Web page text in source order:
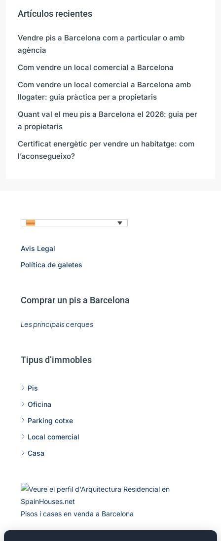
Artículos recientes
Vendre pis a Barcelona com a particular o amb
agència
Com vendre un local comercial a Barcelona
Com vendre un local comercial a Barcelona amb
llogater: guia pràctica per a propietaris
Quant val el meu pis a Barcelona el 2026: guia per
a propietaris
Certificat energètic per vendre un habitatge: com
l’aconsegueixo?
Avis Legal
Política de galetes
Comprar un pis a Barcelona
Les principals cerques
Tipus d’immobles
Pis
Oficina
Parking cotxe
Local comercial
Casa
Pisos i cases en venda a Barcelona